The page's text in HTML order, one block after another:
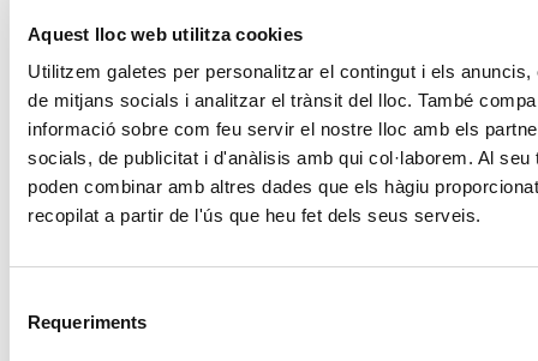
Aquest lloc web utilitza cookies
Utilitzem galetes per personalitzar el contingut i els anuncis,
de mitjans socials i analitzar el trànsit del lloc. També
informació sobre com feu servir el nostre lloc amb els
socials, de publicitat i d'anàlisis amb qui col·laborem. Al seu
poden combinar amb altres dades que els hàgiu
recopilat a partir de l'ús que heu fet dels seus serveis.
Requeriments
valsos i polkes de la família Strauss, però també de
Mozart, qui va tenir un paper destacat en aquest estil al
final de la seva vida.
Precisament, el concert ha començat amb la música
de ball que el geni de Salzburg va fer per a les festes
del palau de l’emperador a Viena i s’ha descobert com,
Johann Strauss muntava una orquestra de ball que
Strauss.